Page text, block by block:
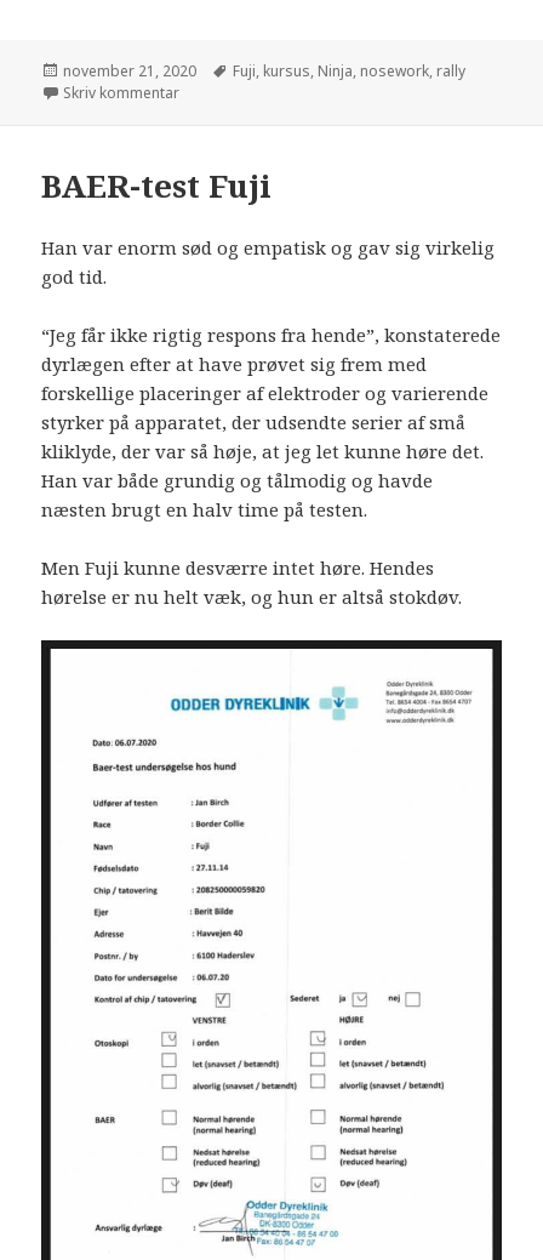
november 21, 2020 Fuji, kursus, Ninja, nosework, rally
Skriv kommentar
BAER-test Fuji
Han var enorm sød og empatisk og gav sig virkelig
god tid.
“Jeg får ikke rigtig respons fra hende”, konstaterede
dyrlægen efter at have prøvet sig frem med
forskellige placeringer af elektroder og varierende
styrker på apparatet, der udsendte serier af små
kliklyde, der var så høje, at jeg let kunne høre det.
Han var både grundig og tålmodig og havde
næsten brugt en halv time på testen.
Men Fuji kunne desværre intet høre. Hendes
hørelse er nu helt væk, og hun er altså stokdøv.